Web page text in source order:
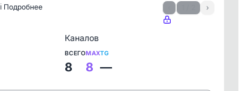
ℹ️ Подробнее ›
Каналов
ВСЕГО
8
MAX
8
TG
—